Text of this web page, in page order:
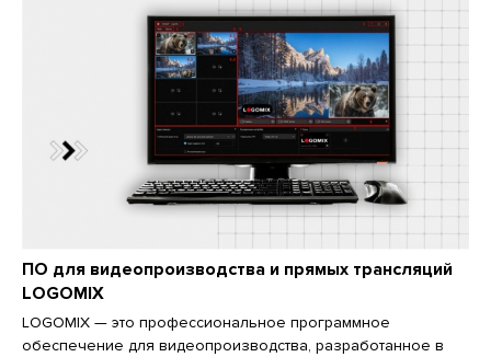
ПО для видеопроизводства и прямых трансляций
LOGOMIX
LOGOMIX — это профессиональное программное
обеспечение для видеопроизводства, разработанное в